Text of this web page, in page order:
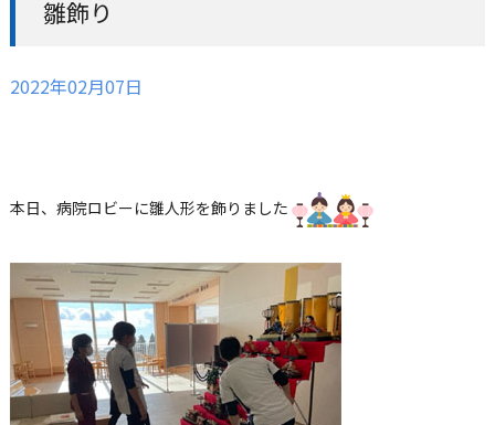
雛飾り
2022年02月07日
本日、病院ロビーに雛人形を飾りました